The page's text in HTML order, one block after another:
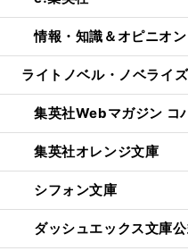
情報・知識＆オピニオ
ライトノベル・ノベライズ
集英社Webマガジン コ
集英社オレンジ文庫
シフォン文庫
ダッシュエックス文庫